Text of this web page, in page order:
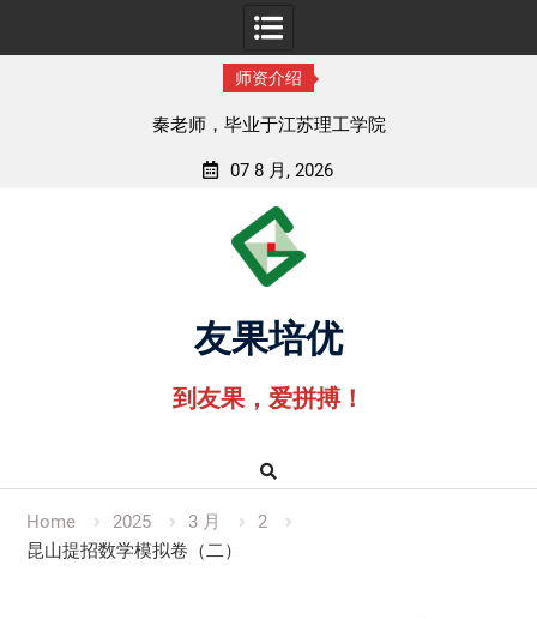
师资介绍
秦老师，毕业于江苏理工学院
07 8 月, 2026
友果培优
到友果，爱拼搏！
Home 2025 3 月
2
昆山提招数学模拟卷（二）